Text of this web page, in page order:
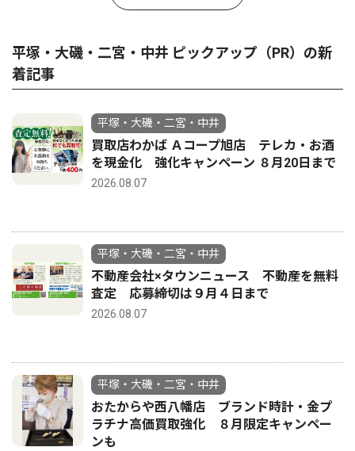
平塚・大磯・二宮・中井 ピックアップ（PR）の新
着記事
平塚・大磯・二宮・中井
買取店わかば Ａコープ旭店 テレカ・お酒
を現金化 強化キャンペーン ８月20日まで
2026.08.07
平塚・大磯・二宮・中井
不動産会社×タウンニュース 不動産を無料
査定 応募締切は９月４日まで
2026.08.07
平塚・大磯・二宮・中井
おたからや西八幡店 ブランド時計・金プ
ラチナ高価買取強化 ８月限定キャンペー
ンも